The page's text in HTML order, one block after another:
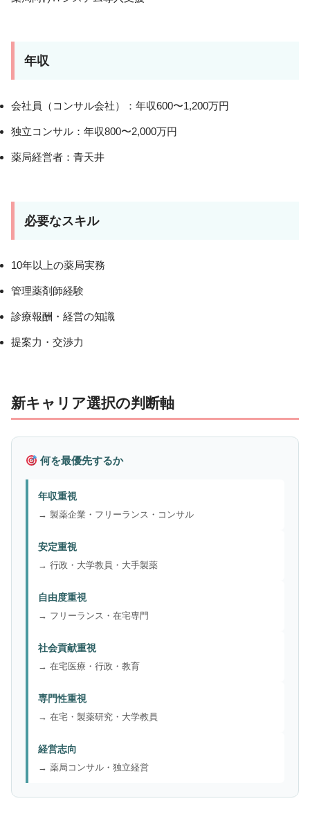
年収
会社員（コンサル会社）：年収600〜1,200万円
独立コンサル：年収800〜2,000万円
薬局経営者：青天井
必要なスキル
10年以上の薬局実務
管理薬剤師経験
診療報酬・経営の知識
提案力・交渉力
新キャリア選択の判断軸
何を最優先するか
年収重視
→ 製薬企業・フリーランス・コンサル
安定重視
→ 行政・大学教員・大手製薬
自由度重視
→ フリーランス・在宅専門
社会貢献重視
→ 在宅医療・行政・教育
専門性重視
→ 在宅・製薬研究・大学教員
経営志向
→ 薬局コンサル・独立経営